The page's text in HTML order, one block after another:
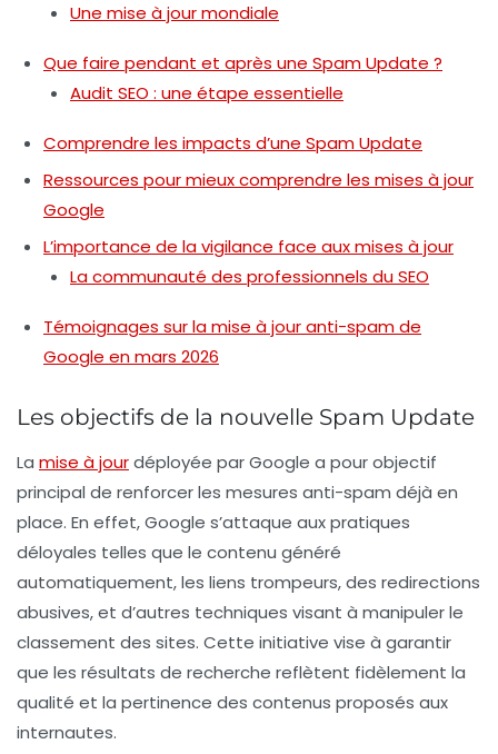
Une mise à jour mondiale
Que faire pendant et après une Spam Update ?
Audit SEO : une étape essentielle
Comprendre les impacts d’une Spam Update
Ressources pour mieux comprendre les mises à jour
Google
L’importance de la vigilance face aux mises à jour
La communauté des professionnels du SEO
Témoignages sur la mise à jour anti-spam de
Google en mars 2026
Les objectifs de la nouvelle Spam Update
La mise à jourdéployée par Google a pour objectif
principal de renforcer les mesures anti-spam déjà en
place. En effet, Google s’attaque aux pratiques
déloyales telles que le contenu généré
automatiquement, les liens trompeurs, des redirections
abusives, et d’autres techniques visant à manipuler le
classement des sites. Cette initiative vise à garantir
que les résultats de recherche reflètent fidèlement la
qualité et la pertinence des contenus proposés aux
internautes.